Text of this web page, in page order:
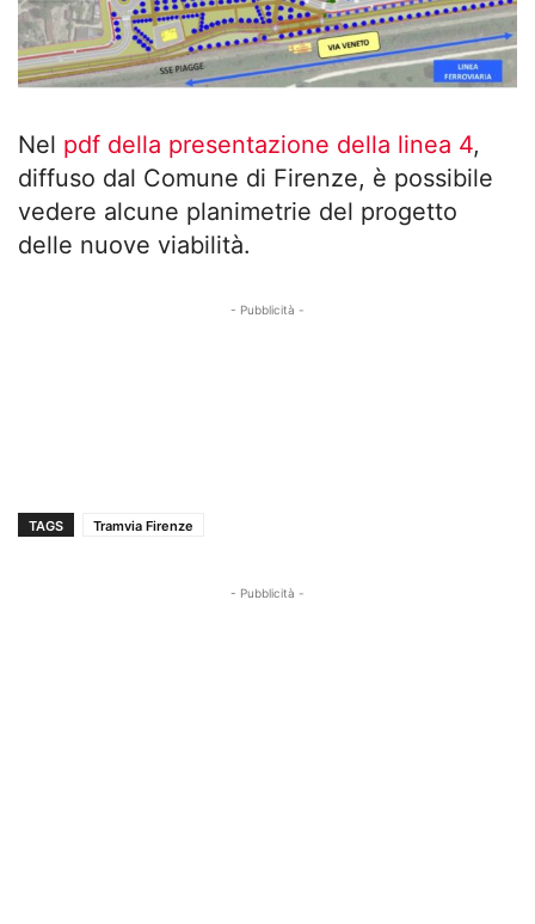
Nel pdf della presentazione della linea 4,
diffuso dal Comune di Firenze, è possibile
vedere alcune planimetrie del progetto
delle nuove viabilità.
- Pubblicità -
TAGS Tramvia Firenze
- Pubblicità -